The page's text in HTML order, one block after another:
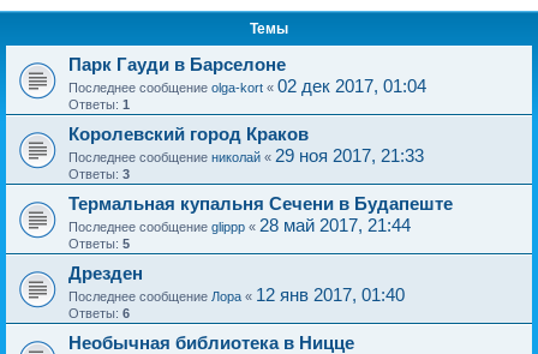
Темы
Парк Гауди в Барселоне
Последнее сообщение olga-kort « 02 дек 2017, 01:04
Ответы: 1
Королевский город Краков
Последнее сообщение николай « 29 ноя 2017, 21:33
Ответы: 3
Термальная купальня Сечени в Будапеште
Последнее сообщение glippp « 28 май 2017, 21:44
Ответы: 5
Дрезден
Последнее сообщение Лора « 12 янв 2017, 01:40
Ответы: 6
Необычная библиотека в Ницце